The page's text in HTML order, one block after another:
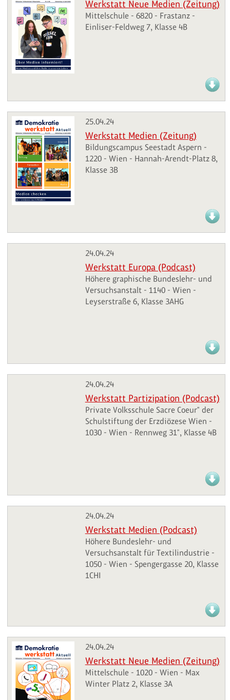
Werkstatt Neue Medien (Zeitung)
Mittelschule - 6820 - Frastanz -
Einliser-Feldweg 7, Klasse 4B
25.04.24
Werkstatt Medien (Zeitung)
Bildungscampus Seestadt Aspern -
1220 - Wien - Hannah-Arendt-Platz 8,
Klasse 3B
24.04.24
Werkstatt Europa (Podcast)
Höhere graphische Bundeslehr- und
Versuchsanstalt - 1140 - Wien -
Leyserstraße 6, Klasse 3AHG
24.04.24
Werkstatt Partizipation (Podcast)
Private Volksschule Sacre Coeur" der
Schulstiftung der Erzdiözese Wien -
1030 - Wien - Rennweg 31", Klasse 4B
24.04.24
Werkstatt Medien (Podcast)
Höhere Bundeslehr- und
Versuchsanstalt für Textilindustrie -
1050 - Wien - Spengergasse 20, Klasse
1CHI
24.04.24
Werkstatt Neue Medien (Zeitung)
Mittelschule - 1020 - Wien - Max
Winter Platz 2, Klasse 3A